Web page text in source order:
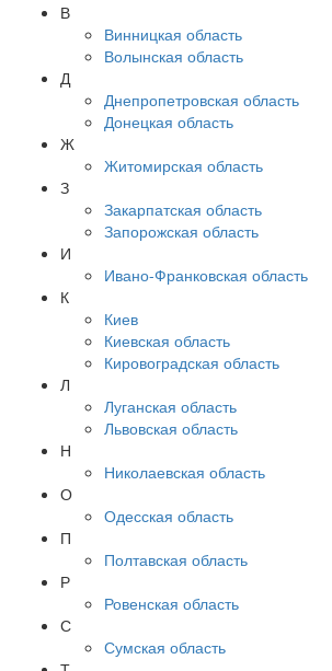
В
Винницкая область
Волынская область
Д
Днепропетровская область
Донецкая область
Ж
Житомирская область
З
Закарпатская область
Запорожская область
И
Ивано-Франковская область
К
Киев
Киевская область
Кировоградская область
Л
Луганская область
Львовская область
Н
Николаевская область
О
Одесская область
П
Полтавская область
Р
Ровенская область
С
Сумская область